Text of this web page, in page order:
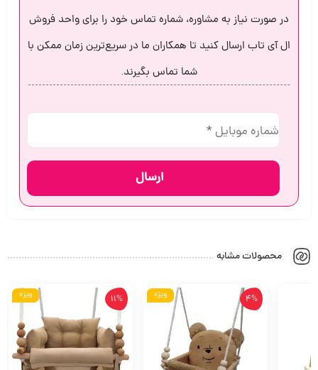
در صورت نیاز به مشاوره، شماره تماس خود را برای واحد فروش
ال آی تاب ارسال کنید تا همکاران ما در سریع‌ترین زمان ممکن با
شما تماس بگیرند.
محصولات مشابه
4%